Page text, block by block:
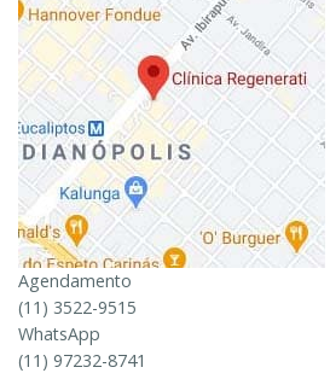
Agendamento
(11) 3522-9515
WhatsApp
(11) 97232-8741